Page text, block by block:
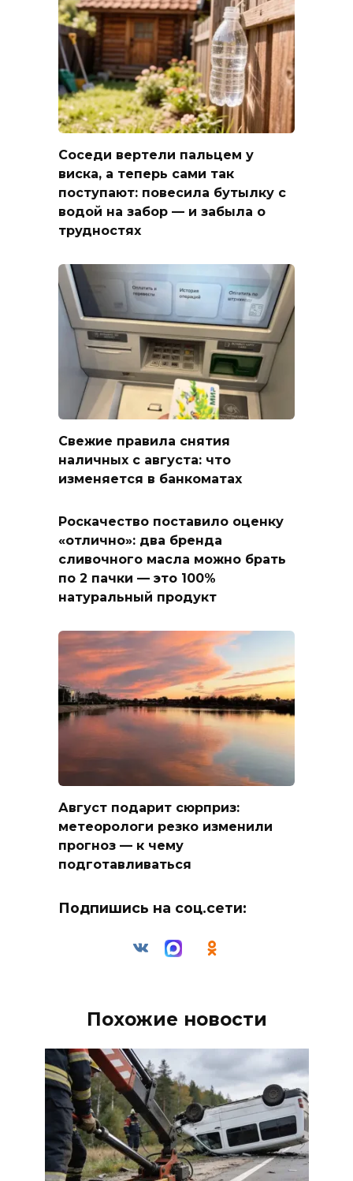
Соседи вертели пальцем у
виска, а теперь сами так
поступают: повесила бутылку с
водой на забор — и забыла о
трудностях
Свежие правила снятия
наличных с августа: что
изменяется в банкоматах
Роскачество поставило оценку
«отлично»: два бренда
сливочного масла можно брать
по 2 пачки — это 100%
натуральный продукт
Август подарит сюрприз:
метеорологи резко изменили
прогноз — к чему
подготавливаться
Подпишись на соц.сети:
Похожие новости